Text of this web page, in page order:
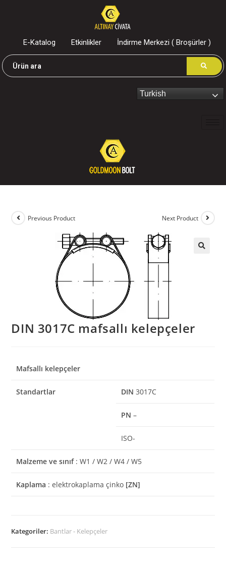
E-Katalog Etkinlikler İndirme Merkezi ( Broşürler )
Turkish
Previous Product Next Product
DIN 3017C mafsallı kelepçeler
Mafsallı kelepçeler
Standartlar DIN 3017C
PN –
ISO-
Malzeme ve sınıf: W1 / W2 / W4 / W5
Kaplama : elektrokaplama çinko [ZN]
Kategoriler: Bantlar - Kelepçeler